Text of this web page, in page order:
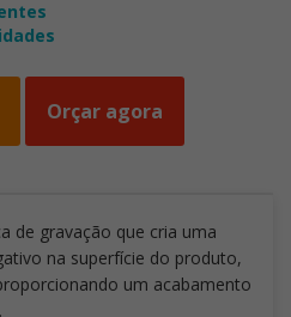
Orçar agora
de gravação que cria uma
na superfície do produto,
um acabamento